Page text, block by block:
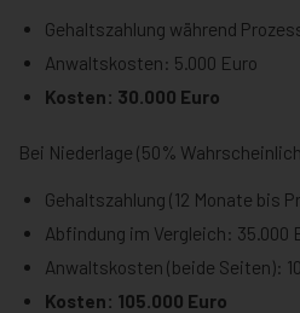
Gehaltszahlung während
Anwaltskosten: 5.000 Euro
Kosten: 30.000 Euro
Bei Niederlage (50%
Gehaltszahlung (12 Monate bis
Abfindung im Vergleich: 35.000
Anwaltskosten (beide Seiten):
Kosten: 105.000 Euro